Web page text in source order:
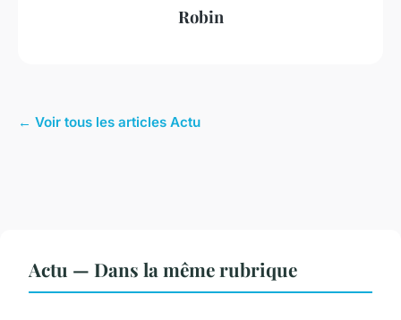
Robin
← Voir tous les articles Actu
Actu — Dans la même rubrique